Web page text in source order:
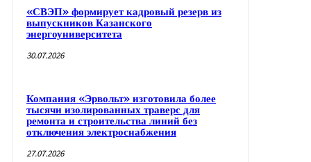
«СВЭП» формирует кадровый резерв из
выпускников Казанского
энергоуниверситета
30.07.2026
Компания «Эрвольт» изготовила более
тысячи изолированных траверс для
ремонта и строительства линий без
отключения электроснабжения
27.07.2026